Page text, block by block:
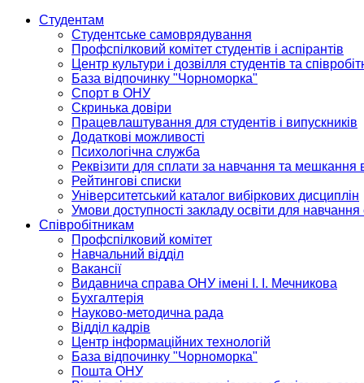
Студентам
Студентське самоврядування
Профспілковий комітет студентів і аспірантів
Центр культури і дозвілля студентів та
База відпочинку "Чорноморка"
Спорт в ОНУ
Скринька довіри
Працевлаштування для студентів і випускників
Додаткові можливості
Психологічна служба
Реквізити для сплати за навчання та мешкання
Рейтингові списки
Університетський каталог вибіркових дисциплін
Умови доступності закладу освіти для
Співробітникам
Профспілковий комітет
Навчальний відділ
Вакансії
Видавнича справа ОНУ імені І. І. Мечникова
Бухгалтерія
Науково-методична рада
Відділ кадрів
Центр інформаційних технологій
База відпочинку "Чорноморка"
Пошта ОНУ